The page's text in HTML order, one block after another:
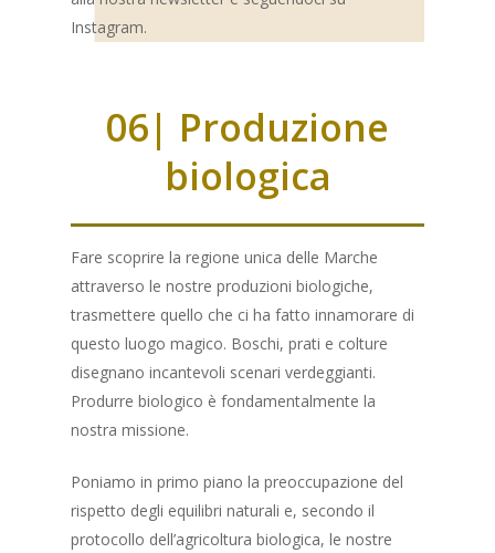
Instagram.
06| Produzione
biologica
Fare scoprire la regione unica delle Marche
attraverso le nostre produzioni biologiche,
trasmettere quello che ci ha fatto innamorare di
questo luogo magico. Boschi, prati e colture
disegnano incantevoli scenari verdeggianti.
Produrre biologico è fondamentalmente la
nostra missione.
Poniamo in primo piano la preoccupazione del
rispetto degli equilibri naturali e, secondo il
protocollo dell’agricoltura biologica, le nostre
I NOSTRI
DELUXE
MIGNOLA
RAGGIA
LECCINO
MIGNOLA
BAG IN BOX
BLEND
LECCINO
RAGGIA
CONFEZIONI
BOX “DELUXE“
Aceto Balsamico
MILLE MARI
MILLE COLLI
MILLE MONTI
MILLE TERRE
CASTAGNO
ERICA
“CONFETTURE”
AGRUMI &
ALBICOCCA &
ARANCIA &
PESCA & ANICE
PRUGNA & FIORE
SPALMABILE
ARACHIDE & CACAO
MANDORLA &
PISTACCHIO &
OLI ESSENZIALI
Elicrisio
LAVANDA VERA
ROSMARINO
CHI SIAMO
PROFESSIONISTI
CONTATTI
“ADOTTO“
UN OLIVO
IL PACCHETTO
I NOSTRI